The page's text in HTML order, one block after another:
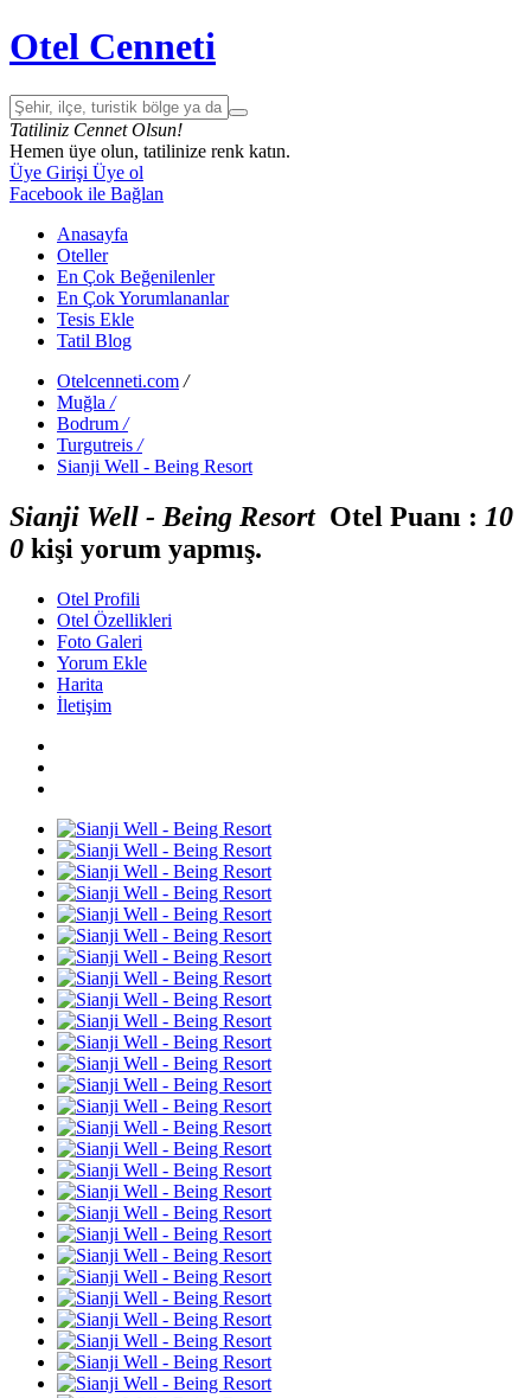
Otel Cenneti
Tatiliniz Cennet Olsun!
Hemen üye olun, tatilinize renk katın.
Üye Girişi Üye ol
Facebook ile Bağlan
Anasayfa
Oteller
En Çok Beğenilenler
En Çok Yorumlananlar
Tesis Ekle
Tatil Blog
Otelcenneti.com /
Muğla /
Bodrum /
Turgutreis /
Sianji Well - Being Resort
Sianji Well - Being ResortOtel Puanı : 10
0 kişi yorum yapmış.
Otel Profili
Otel Özellikleri
Foto Galeri
Yorum Ekle
Harita
İletişim